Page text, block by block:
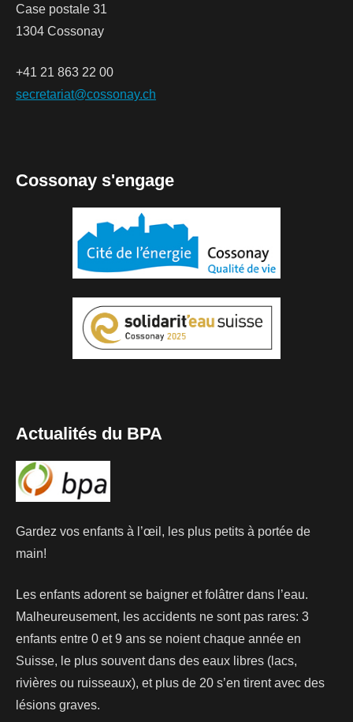
Case postale 31
1304 Cossonay
+41 21 863 22 00
secretariat@cossonay.ch
Cossonay s'engage
Actualités du BPA
Gardez vos enfants à l’œil, les plus petits à portée de
main!
Les enfants adorent se baigner et folâtrer dans l’eau.
Malheureusement, les accidents ne sont pas rares: 3
enfants entre 0 et 9 ans se noient chaque année en
Suisse, le plus souvent dans des eaux libres (lacs,
rivières ou ruisseaux), et plus de 20 s’en tirent avec des
lésions graves.